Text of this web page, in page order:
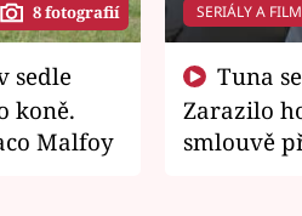
8 fotografií
koně.
Malfoy
SERIÁLY A
Zarazilo
smlouvě